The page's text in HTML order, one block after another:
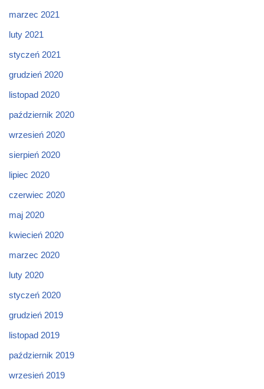
marzec 2021
luty 2021
styczeń 2021
grudzień 2020
listopad 2020
październik 2020
wrzesień 2020
sierpień 2020
lipiec 2020
czerwiec 2020
maj 2020
kwiecień 2020
marzec 2020
luty 2020
styczeń 2020
grudzień 2019
listopad 2019
październik 2019
wrzesień 2019